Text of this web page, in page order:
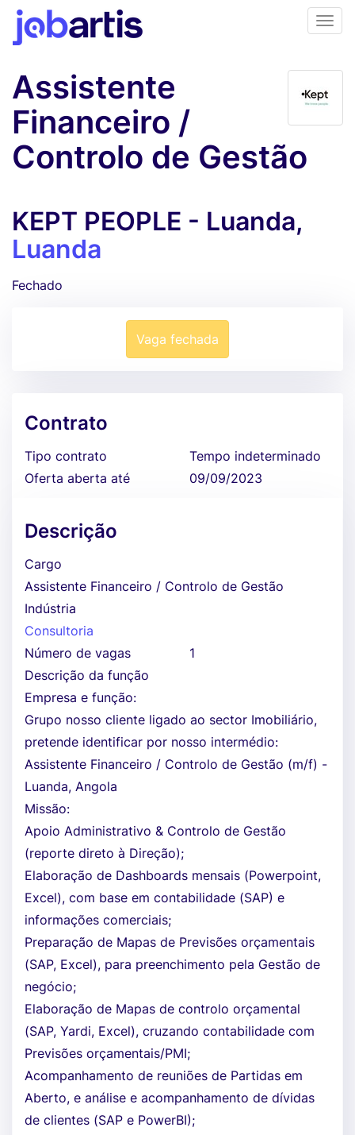
Assistente
Financeiro /
Controlo de Gestão
KEPT PEOPLE - Luanda,
Luanda
Fechado
Vaga fechada
Contrato
Tipo contrato
Tempo indeterminado
Oferta aberta até
09/09/2023
Descrição
Cargo
Assistente Financeiro / Controlo de Gestão
Indústria
Consultoria
Número de vagas
1
Descrição da função
Empresa e função:
Grupo nosso cliente ligado ao sector Imobiliário,
pretende identificar por nosso intermédio:
Assistente Financeiro / Controlo de Gestão (m/f) -
Luanda, Angola
Missão:
Apoio Administrativo & Controlo de Gestão
(reporte direto à Direção);
Elaboração de Dashboards mensais (Powerpoint,
Excel), com base em contabilidade (SAP) e
informações comerciais;
Preparação de Mapas de Previsões orçamentais
(SAP, Excel), para preenchimento pela Gestão de
negócio;
Elaboração de Mapas de controlo orçamental
(SAP, Yardi, Excel), cruzando contabilidade com
Previsões orçamentais/PMI;
Acompanhamento de reuniões de Partidas em
Aberto, e análise e acompanhamento de dívidas
de clientes (SAP e PowerBI);